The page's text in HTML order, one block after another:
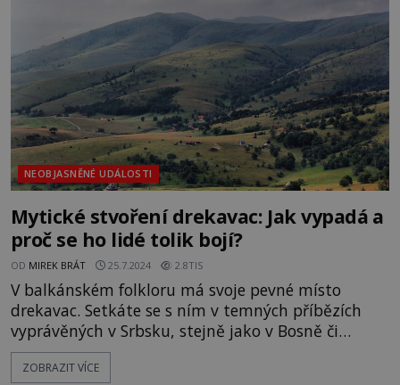
není to zřejmě náhoda, že vyobrazení dvou
nejdůležitějších postav
NEOBJASNĚNÉ UDÁLOSTI
Mytické stvoření drekavac: Jak vypadá a
proč se ho lidé tolik bojí?
OD MIREK BRÁT 25.7.2024 2.8TIS
V balkánském folkloru má svoje pevné místo
drekavac. Setkáte se s ním v temných příbězích
vyprávěných v Srbsku, stejně jako v Bosně či
Kosovu. V některých oblastech je drekavac
považován spíše za výchovného démona pro
ZOBRAZIT VÍCE